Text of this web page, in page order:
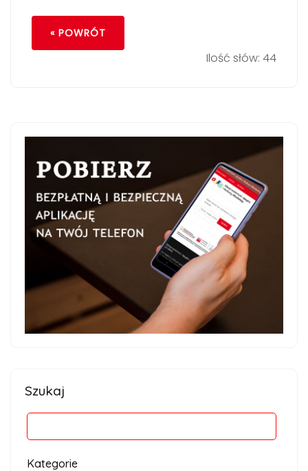
« POWRÓT
Ilość słów: 44
Szukaj
Kategorie